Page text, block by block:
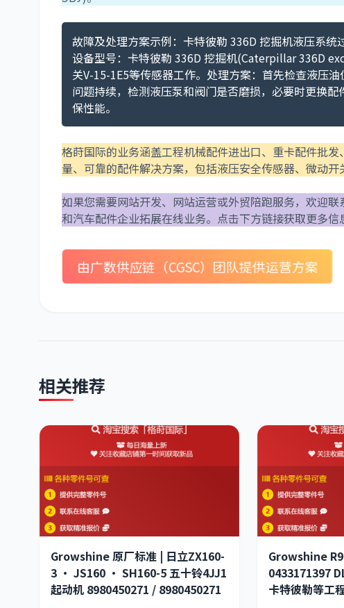
故障及处理方案示例：卡特彼勒 336D 挖掘机液压系统
设备型号：卡特彼勒 336D 挖掘机(Caterpillar 336D
关V-15-1E5等传感器工作。处理方案：首先检查液压
问题持续，检测液压泵和阀门是否磨损，必要时更换
保性能。
格莳国际的业务涵盖工程机械配件进出口、重卡配件批
量、可靠的配件解决方案，包括液压安全传感器、微动
如果您需要网站开发、网站运营或外贸陪跑服务，欢迎
和汽车配件企业拓展在线业务。点击下方链接获取更多信
由广数供应链（CGSC）团队提供运营方案
相关推荐
Growshine 原厂标准 | 日立ZX160-
3 · JS160 · SH160-5 五十铃4JJ1
起动机 8980450271 / 8980450271
Growshine
0433171397
卡特彼勒等工